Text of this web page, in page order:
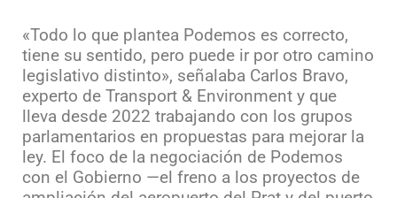
«Todo lo que plantea Podemos es correcto,
tiene su sentido, pero puede ir por otro camino
legislativo distinto», señalaba Carlos Bravo,
experto de Transport & Environment y que
lleva desde 2022 trabajando con los grupos
parlamentarios en propuestas para mejorar la
ley. El foco de la negociación de Podemos
con el Gobierno —el freno a los proyectos de